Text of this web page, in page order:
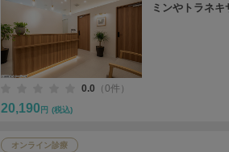
ミンやトラネ
0.0 （0件）
20,190 円 (税込)
オンライン診療